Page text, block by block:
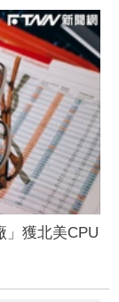
」獲北美CPU